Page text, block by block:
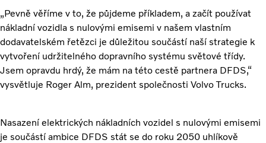
„Pevně věříme v to, že půjdeme příkladem, a začít používat
nákladní vozidla s nulovými emisemi v našem vlastním
dodavatelském řetězci je důležitou součástí naší strategie k
vytvoření udržitelného dopravního systému světové třídy.
Jsem opravdu hrdý, že mám na této cestě partnera DFDS,“
vysvětluje Roger Alm, prezident společnosti Volvo Trucks.
Nasazení elektrických nákladních vozidel s nulovými emisemi
je součástí ambice DFDS stát se do roku 2050 uhlíkově